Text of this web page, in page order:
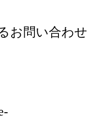
お問い合わ